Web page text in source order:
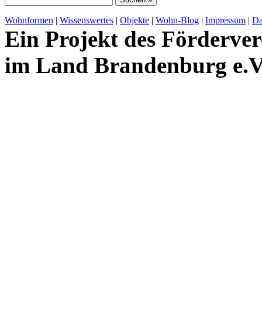
Wohnformen | Wissenswertes | Objekte | Wohn-Blog | Impressum |
Ein Projekt des
im Land Brandenburg